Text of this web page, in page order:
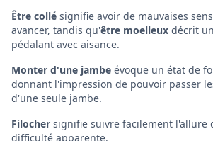
Être collé signifie avoir de mauvaises
avancer, tandis qu'être moelleux décrit
pédalant avec aisance.
Monter d'une jambe évoque un état de
donnant l'impression de pouvoir passer
d'une seule jambe.
Filocher signifie suivre facilement l'allure
difficulté apparente.